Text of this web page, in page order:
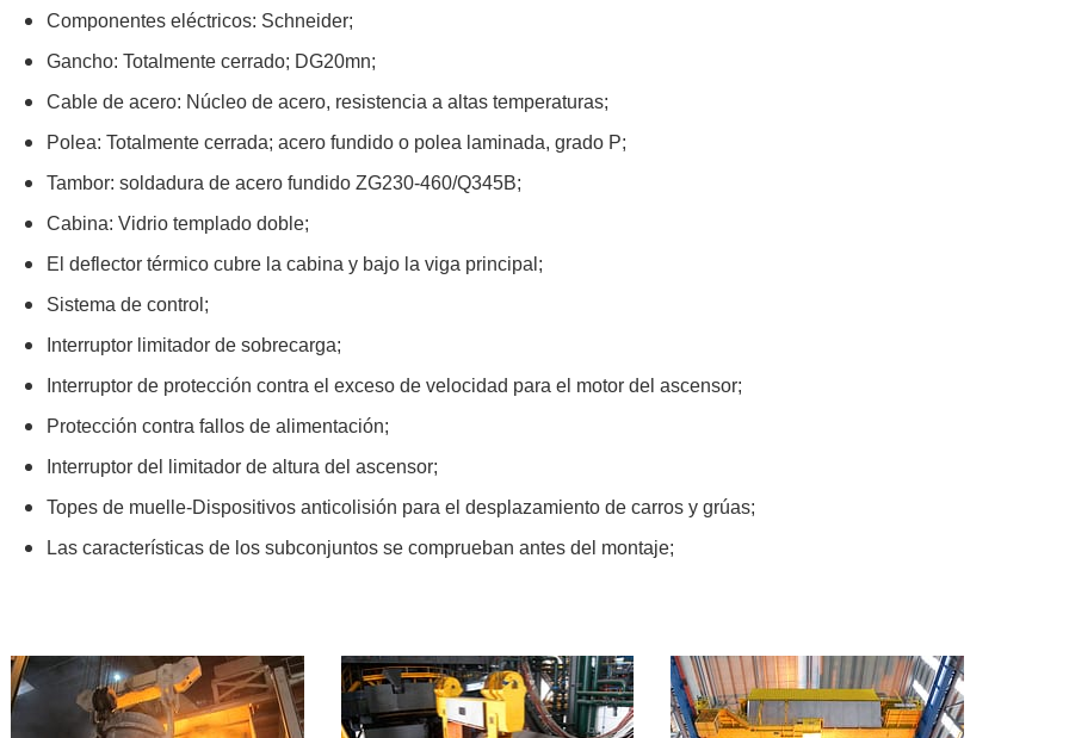
Componentes eléctricos: Schneider;
Gancho: Totalmente cerrado; DG20mn;
Cable de acero: Núcleo de acero, resistencia a altas temperaturas;
Polea: Totalmente cerrada; acero fundido o polea laminada, grado P;
Tambor: soldadura de acero fundido ZG230-460/Q345B;
Cabina: Vidrio templado doble;
El deflector térmico cubre la cabina y bajo la viga principal;
Sistema de control;
Interruptor limitador de sobrecarga;
Interruptor de protección contra el exceso de velocidad para el motor del ascensor;
Protección contra fallos de alimentación;
Interruptor del limitador de altura del ascensor;
Topes de muelle-Dispositivos anticolisión para el desplazamiento de carros y grúas;
Las características de los subconjuntos se comprueban antes del montaje;